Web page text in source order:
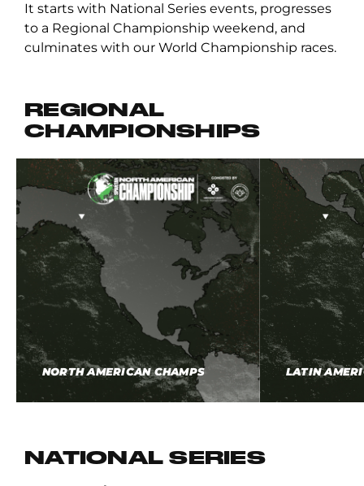
It starts with National Series events, progresses
to a Regional Championship weekend, and
culminates with our World Championship races.
REGIONAL
CHAMPIONSHIPS
NORTH AMERICAN CHAMPS LATIN
NATIONAL SERIES